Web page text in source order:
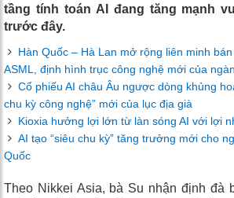
tầng tính toán AI đang tăng mạnh
trước đây.
Hàn Quốc – Hà Lan mở rộng liên minh
ASML, định hình trục công nghệ mới của
Cổ phiếu AI châu Âu ngược dòng khủng
chu kỳ công nghệ” mới của lục địa già
Kioxia hưởng lợi lớn từ làn sóng AI với lợi
AI tạo “siêu chu kỳ” tăng trưởng mới cho
Quốc
Theo Nikkei Asia, bà Su nhận định đà